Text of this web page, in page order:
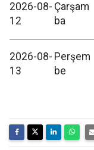
2026-08-
12
Çarşam
ba
2026-08-
13
Perşem
be